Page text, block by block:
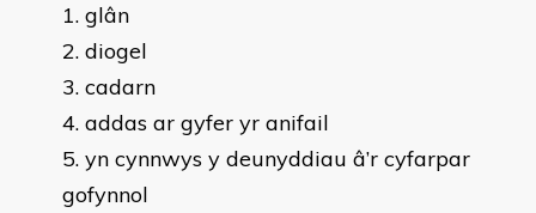
glân
diogel
cadarn
addas ar gyfer yr anifail
yn cynnwys y deunyddiau â’r cyfarpar
gofynnol